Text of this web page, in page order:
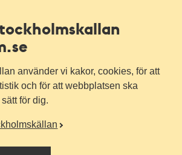
använder vi kakor, cookies, för att
och för att webbplatsen ska
för dig.